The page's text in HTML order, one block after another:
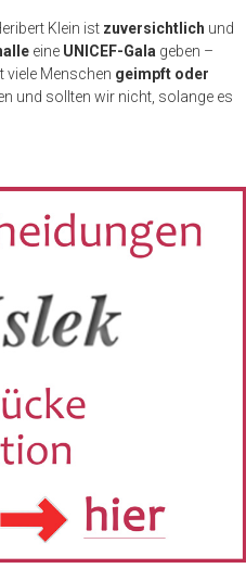
Klein ist zuversichtlich und
eine UNICEF-Gala geben –
viele Menschen geimpft oder
und sollten wir nicht, solange es